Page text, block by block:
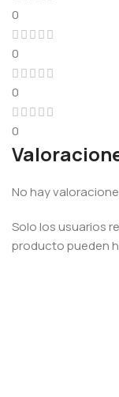
0
0
0
0
No hay
Solo los usuarios
producto pueden